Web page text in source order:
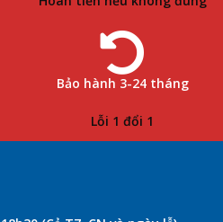
Bảo hành 3-24 tháng
Lỗi 1 đổi 1